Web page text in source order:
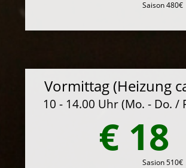
Saison 480€
Vormittag (Heizung
10 - 14.00 Uhr (Mo. - Do. /
€ 18
Sasion 510€